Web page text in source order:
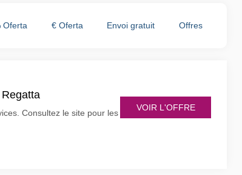
Oferta € Oferta Envoi gratuit Offres
Consultez le site pour les
VOIR L'OFFRE